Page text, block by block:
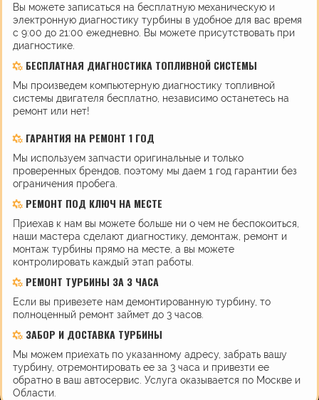
Вы можете записаться на бесплатную механическую и
электронную диагностику турбины в удобное для вас время
с 9:00 до 21:00 ежедневно. Вы можете присутствовать при
диагностике.
БЕСПЛАТНАЯ ДИАГНОСТИКА ТОПЛИВНОЙ СИСТЕМЫ
Мы произведем компьютерную диагностику топливной
системы двигателя бесплатно, независимо останетесь на
ремонт или нет!
ГАРАНТИЯ НА РЕМОНТ 1 ГОД
Мы используем запчасти оригинальные и только
проверенных брендов, поэтому мы даем 1 год гарантии без
ограничения пробега.
РЕМОНТ ПОД КЛЮЧ НА МЕСТЕ
Приехав к нам вы можете больше ни о чем не беспокоиться,
наши мастера сделают диагностику, демонтаж, ремонт и
монтаж турбины прямо на месте, а вы можете
контролировать каждый этап работы.
РЕМОНТ ТУРБИНЫ ЗА 3 ЧАСА
Если вы привезете нам демонтированную турбину, то
полноценный ремонт займет до 3 часов.
ЗАБОР И ДОСТАВКА ТУРБИНЫ
Мы можем приехать по указанному адресу, забрать вашу
турбину, отремонтировать ее за 3 часа и привезти ее
обратно в ваш автосервис. Услуга оказывается по Москве и
Области.